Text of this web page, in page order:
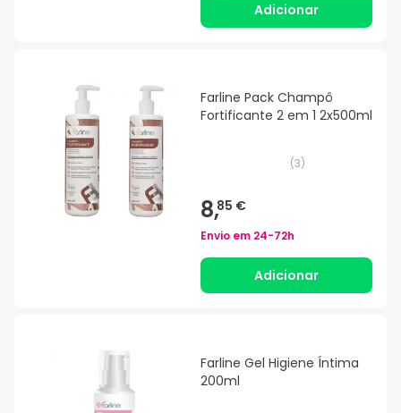
Adicionar
Farline Pack Champô
Fortificante 2 em 1 2x500ml
(3)
8,85 €
Envio em 24-72h
Adicionar
Farline Gel Higiene Íntima
200ml